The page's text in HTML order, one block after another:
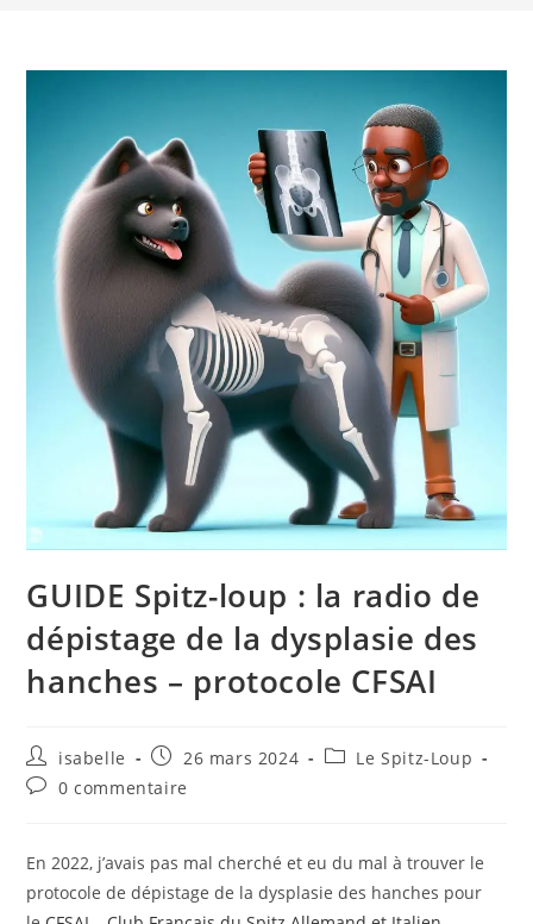
GUIDE Spitz-loup : la radio de
dépistage de la dysplasie des
hanches – protocole CFSAI
Auteur/autrice
de
la
isabelle
Publication
publiée :
26 mars 2024
PostLe Spitz-Loup
Commentaires
publication :
0 commentaire
En 2022, j’avais pas mal cherché et eu du mal à trouver le
protocole de dépistage de la dysplasie des hanches pour